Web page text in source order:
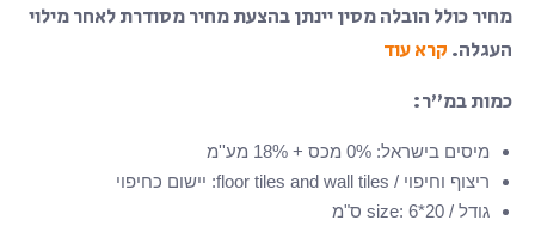
מחיר כולל הובלה מסין יינתן בהצעת מחיר מסודרת לאחר מילוי
העגלה. קרא עוד
כמות במ”ר:
מיסים בישראל: 0% מכס + 18% מע''מ
ריצוף וחיפוי / floor tiles and wall tiles
: יישום כחיפוי
גודל / size
:6*20 ס"מ